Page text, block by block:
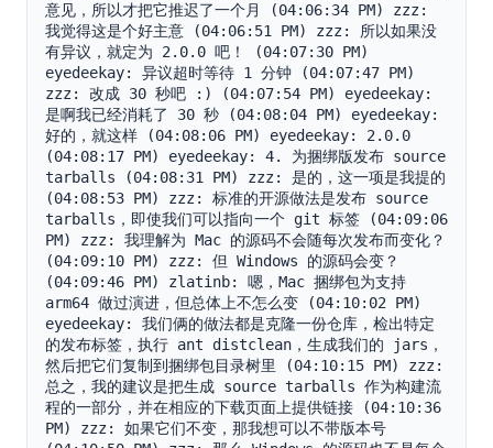
意见，所以才把它推迟了一个月 (04:06:34 PM) zzz:
我觉得这是个好主意 (04:06:51 PM) zzz: 所以如果没
有异议，就定为 2.0.0 吧！ (04:07:30 PM)
eyedeekay: 异议超时等待 1 分钟 (04:07:47 PM)
zzz: 改成 30 秒吧 :) (04:07:54 PM) eyedeekay:
是啊我已经消耗了 30 秒 (04:08:04 PM) eyedeekay:
好的，就这样 (04:08:06 PM) eyedeekay: 2.0.0
(04:08:17 PM) eyedeekay: 4. 为捆绑版发布 source
tarballs (04:08:31 PM) zzz: 是的，这一项是我提的
(04:08:53 PM) zzz: 标准的开源做法是发布 source
tarballs，即使我们可以指向一个 git 标签 (04:09:06
PM) zzz: 我理解为 Mac 的源码不会随每次发布而变化？
(04:09:10 PM) zzz: 但 Windows 的源码会变？
(04:09:46 PM) zlatinb: 嗯，Mac 捆绑包为支持
arm64 做过演进，但总体上不怎么变 (04:10:02 PM)
eyedeekay: 我们俩的做法都是克隆一份仓库，检出特定
的发布标签，执行 ant distclean，生成我们的 jars，
然后把它们复制到捆绑包目录树里 (04:10:15 PM) zzz:
总之，我的建议是把生成 source tarballs 作为构建流
程的一部分，并在相应的下载页面上提供链接 (04:10:36
PM) zzz: 如果它们不变，那我想可以不带版本号